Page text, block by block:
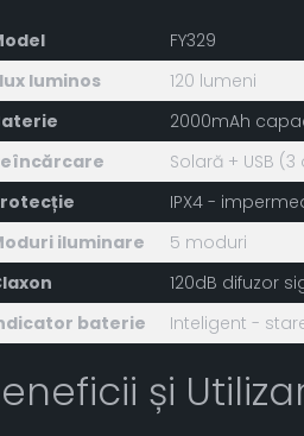
FY329
luminos
120 lumeni
2000mAh
Solară + USB (3
IPX4 -
iluminare
5 moduri
120dB difuzor
baterie
Inteligent -
și